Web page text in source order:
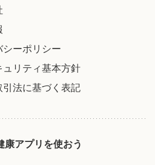
シーポリシー
リティ基本方針
法に基づく表記
康アプリを使おう